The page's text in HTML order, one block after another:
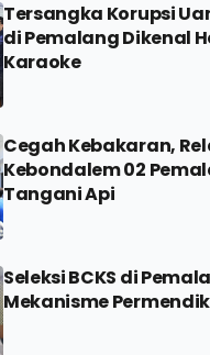
Tersangka Korupsi
di Pemalang Dikenal
Karaoke
Cegah Kebakaran,
Kebondalem 02
Tangani Api
Seleksi BCKS di
Mekanisme